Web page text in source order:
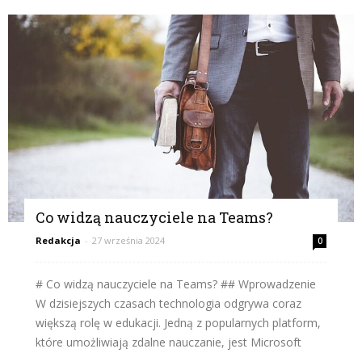
Co widzą nauczyciele na Teams?
Redakcja - 27 września 2024 0
# Co widzą nauczyciele na Teams? ## Wprowadzenie
W dzisiejszych czasach technologia odgrywa coraz
większą rolę w edukacji. Jedną z popularnych platform,
które umożliwiają zdalne nauczanie, jest Microsoft